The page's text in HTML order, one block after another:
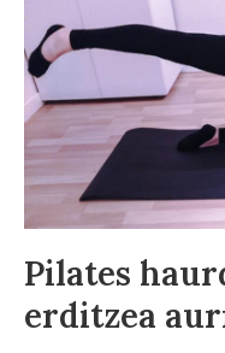
Pilates
erditzea